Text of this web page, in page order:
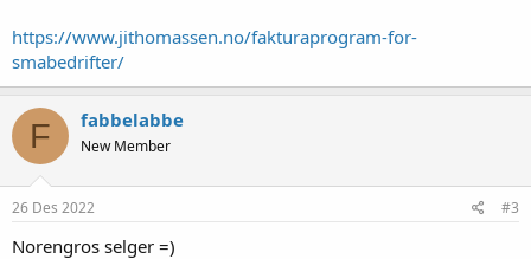
https://www.jithomassen.no/fakturaprogram-for-
smabedrifter/
F fabbelabbe
New Member
26 Des 2022 #3
Norengros selger =)